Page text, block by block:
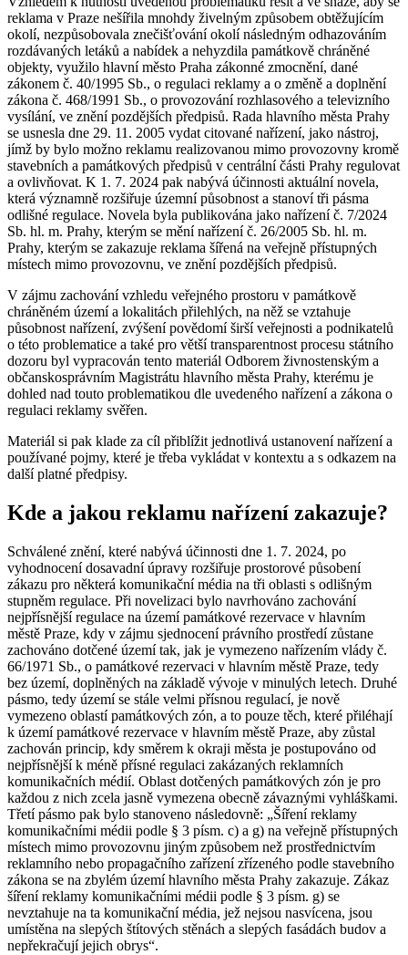
reklama v Praze nešířila mnohdy živelným způsobem obtěžujícím
okolí, nezpůsobovala znečišťování okolí následným odhazováním
rozdávaných letáků a nabídek a nehyzdila památkově chráněné
objekty, využilo hlavní město Praha zákonné zmocnění, dané
zákonem č. 40/1995 Sb., o regulaci reklamy a o změně a doplnění
zákona č. 468/1991 Sb., o provozování rozhlasového a televizního
vysílání, ve znění pozdějších předpisů. Rada hlavního města Prahy
se usnesla dne 29. 11. 2005 vydat citované nařízení, jako nástroj,
jímž by bylo možno reklamu realizovanou mimo provozovny kromě
stavebních a památkových předpisů v centrální části Prahy regulovat
a ovlivňovat. K 1. 7. 2024 pak nabývá účinnosti aktuální novela,
která významně rozšiřuje územní působnost a stanoví tři pásma
odlišné regulace. Novela byla publikována jako nařízení č. 7/2024
Sb. hl. m. Prahy, kterým se mění nařízení č. 26/2005 Sb. hl. m.
Prahy, kterým se zakazuje reklama šířená na veřejně přístupných
místech mimo provozovnu, ve znění pozdějších předpisů.
V zájmu zachování vzhledu veřejného prostoru v památkově
chráněném území a lokalitách přilehlých, na něž se vztahuje
působnost nařízení, zvýšení povědomí širší veřejnosti a podnikatelů
o této problematice a také pro větší transparentnost procesu státního
dozoru byl vypracován tento materiál Odborem živnostenským a
občanskosprávním Magistrátu hlavního města Prahy, kterému je
dohled nad touto problematikou dle uvedeného nařízení a zákona o
regulaci reklamy svěřen.
Materiál si pak klade za cíl přiblížit jednotlivá ustanovení nařízení a
používané pojmy, které je třeba vykládat v kontextu a s odkazem na
další platné předpisy.
Kde a jakou reklamu nařízení zakazuje?
Schválené znění, které nabývá účinnosti dne 1. 7. 2024, po
vyhodnocení dosavadní úpravy rozšiřuje prostorové působení
zákazu pro některá komunikační média na tři oblasti s odlišným
stupněm regulace. Při novelizaci bylo navrhováno zachování
nejpřísnější regulace na území památkové rezervace v hlavním
městě Praze, kdy v zájmu sjednocení právního prostředí zůstane
zachováno dotčené území tak, jak je vymezeno nařízením vlády č.
66/1971 Sb., o památkové rezervaci v hlavním městě Praze, tedy
bez území, doplněných na základě vývoje v minulých letech. Druhé
pásmo, tedy území se stále velmi přísnou regulací, je nově
vymezeno oblastí památkových zón, a to pouze těch, které přiléhají
k území památkové rezervace v hlavním městě Praze, aby zůstal
zachován princip, kdy směrem k okraji města je postupováno od
nejpřísnější k méně přísné regulaci zakázaných reklamních
komunikačních médií. Oblast dotčených památkových zón je pro
každou z nich zcela jasně vymezena obecně závaznými vyhláškami.
Třetí pásmo pak bylo stanoveno následovně: „Šíření reklamy
komunikačními médii podle § 3 písm. c) a g) na veřejně přístupných
místech mimo provozovnu jiným způsobem než prostřednictvím
reklamního nebo propagačního zařízení zřízeného podle stavebního
zákona se na zbylém území hlavního města Prahy zakazuje. Zákaz
šíření reklamy komunikačními médii podle § 3 písm. g) se
nevztahuje na ta komunikační média, jež nejsou nasvícena, jsou
umístěna na slepých štítových stěnách a slepých fasádách budov a
nepřekračují jejich obrys“.